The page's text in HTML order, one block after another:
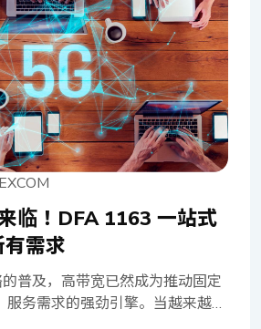
正积极导入 AI 技术，打造更强
，以有效保护企业的宝贵资产。
在网络安全领域展现卓越能力，
感信息、深入检查网络封包与流
据流、迅速侦测异常行为，并主
过将AI深度整合至网络安全防护
幅减少IT/OT人员介入的情况
键信息资产，实现自动化、智慧
传输中，数据加密与解密为确
节，如何在加密强度与运算效能
为一项技术挑战。透过导入先进
技术，私有网络得以在不牺牲制
，有效保护敏感数据，防范专有
潜在的网络入侵。 此外，操作
临！DFA 1163 一站式
需求
普及，高带宽已然成为推动固定
务需求的强劲引擎。当越来越多